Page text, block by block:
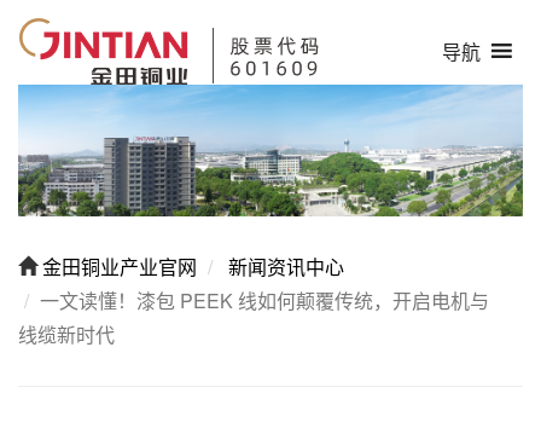
导航
金田铜业产业官网
新闻资讯中心
一文读懂！漆包 PEEK 线如何颠覆传统，开启电机与
线缆新时代